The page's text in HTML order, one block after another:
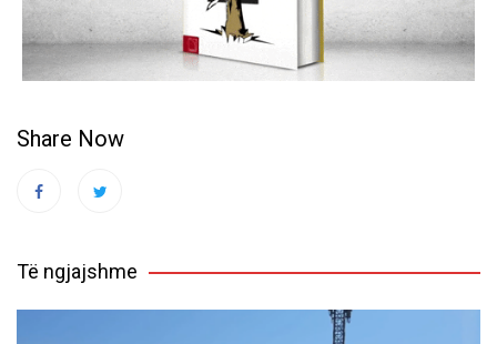
Share Now
Të ngjajshme